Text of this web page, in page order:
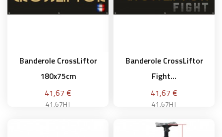
Banderole CrossLiftor
180x75cm
Prix
41,67 €
41.67HT
Banderole CrossLiftor
Fight...
Prix
41,67 €
41.67HT